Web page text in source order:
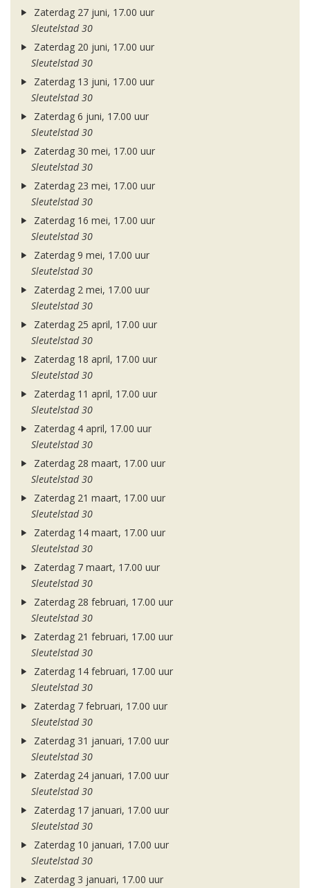
Zaterdag 27 juni, 17.00 uur
Sleutelstad 30
Zaterdag 20 juni, 17.00 uur
Sleutelstad 30
Zaterdag 13 juni, 17.00 uur
Sleutelstad 30
Zaterdag 6 juni, 17.00 uur
Sleutelstad 30
Zaterdag 30 mei, 17.00 uur
Sleutelstad 30
Zaterdag 23 mei, 17.00 uur
Sleutelstad 30
Zaterdag 16 mei, 17.00 uur
Sleutelstad 30
Zaterdag 9 mei, 17.00 uur
Sleutelstad 30
Zaterdag 2 mei, 17.00 uur
Sleutelstad 30
Zaterdag 25 april, 17.00 uur
Sleutelstad 30
Zaterdag 18 april, 17.00 uur
Sleutelstad 30
Zaterdag 11 april, 17.00 uur
Sleutelstad 30
Zaterdag 4 april, 17.00 uur
Sleutelstad 30
Zaterdag 28 maart, 17.00 uur
Sleutelstad 30
Zaterdag 21 maart, 17.00 uur
Sleutelstad 30
Zaterdag 14 maart, 17.00 uur
Sleutelstad 30
Zaterdag 7 maart, 17.00 uur
Sleutelstad 30
Zaterdag 28 februari, 17.00 uur
Sleutelstad 30
Zaterdag 21 februari, 17.00 uur
Sleutelstad 30
Zaterdag 14 februari, 17.00 uur
Sleutelstad 30
Zaterdag 7 februari, 17.00 uur
Sleutelstad 30
Zaterdag 31 januari, 17.00 uur
Sleutelstad 30
Zaterdag 24 januari, 17.00 uur
Sleutelstad 30
Zaterdag 17 januari, 17.00 uur
Sleutelstad 30
Zaterdag 10 januari, 17.00 uur
Sleutelstad 30
Zaterdag 3 januari, 17.00 uur